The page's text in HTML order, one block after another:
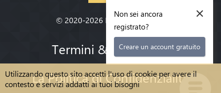
Utilizzando questo sito accetti l'uso di cookie per avere il
contesto e servizi addatti ai tuoi bisogni
© 2020-2026 Millenium State®
Termini & condizioni
La Politica di Confidenzialità
×
Non sei ancora
registrato?
Creare un account gratuito